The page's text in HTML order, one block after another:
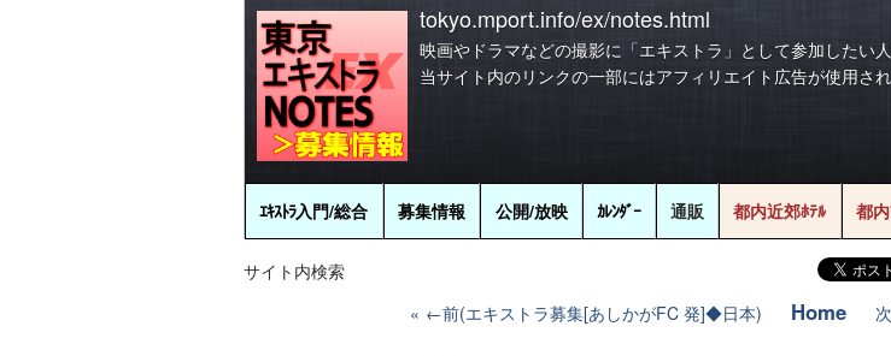
tokyo.mport.info/ex/notes.html
映画やドラマなどの撮影に「エキストラ」として参加したい
当サイト内のリンクの一部にはアフィリエイト広告が使用され
ｴｷｽﾄﾗ入門/総合 募集情報 公開/放映 ｶﾚﾝﾀﾞｰ 通販 都内近郊ﾎﾃﾙ 都
サイト内検索
←前(エキストラ募集[あしかがFC 発]◆日本)
Home